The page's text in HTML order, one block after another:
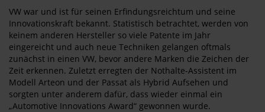
VW war und ist für seinen Erfindungsreichtum und seine
Innovationskraft bekannt. Statistisch betrachtet, werden von
keinem anderen Hersteller so viele Patente im Jahr
eingereicht und auch neue Techniken gelangen oftmals
zunächst in einen VW, bevor andere Marken die Zeichen der
Zeit erkennen. Zuletzt erregten der Nothalte-Assistent im
Modell Arteon und der Passat als Hybrid Aufsehen und
sorgten unter anderem dafür, dass wieder einmal ein
„Automotive Innovations Award“ gewonnen wurde.